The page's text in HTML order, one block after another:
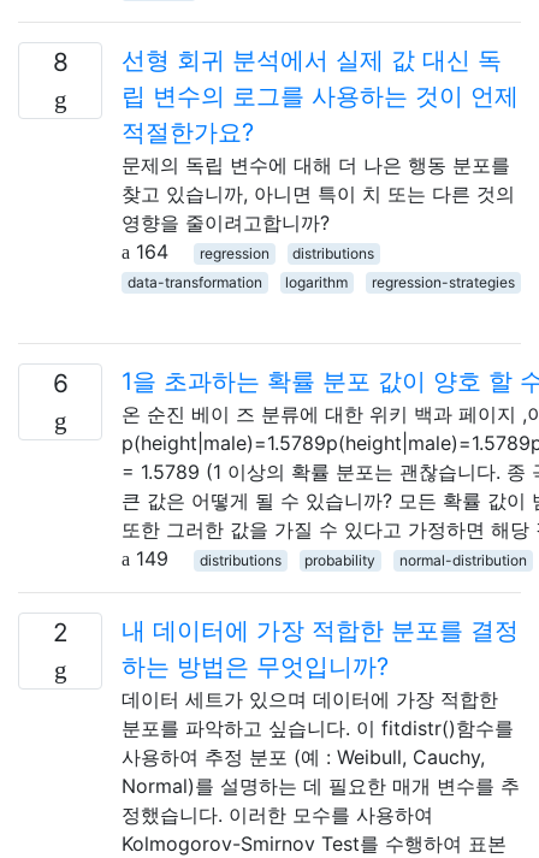
8
선형 회귀 분석에서 실제 값 대신 독
립 변수의 로그를 사용하는 것이 언제
적절한가요?
문제의 독립 변수에 대해 더 나은 행동 분포를
찾고 있습니까, 아니면 특이 치 또는 다른 것의
영향을 줄이려고합니까?
164
regression
distributions
data-transformation
logarithm regression-strategies
6 1을 초과하는 확률 분포 값이 양호 할
온 순진 베이 즈 분류에 대한 위키 백과 페이지 ,
= 1.5789 (1 이상의 확률 분포는 괜찮습니다. 종
큰 값은 어떻게 될 수 있습니까? 모든 확률 값이
또한 그러한 값을 가질 수 있다고 가정하면 해
149
distributions probability normal-distribution
2
내 데이터에 가장 적합한 분포를 결정
하는 방법은 무엇입니까?
데이터 세트가 있으며 데이터에 가장 적합한
분포를 파악하고 싶습니다. 이 fitdistr()함수를
사용하여 추정 분포 (예 : Weibull, Cauchy,
Normal)를 설명하는 데 필요한 매개 변수를 추
정했습니다. 이러한 모수를 사용하여
Kolmogorov-Smirnov Test를 수행하여 표본